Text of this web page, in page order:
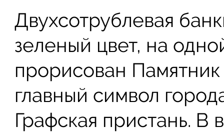
Двухсотрублевая
зеленый цвет, на
прорисован
главный символ
Графская пристань. В